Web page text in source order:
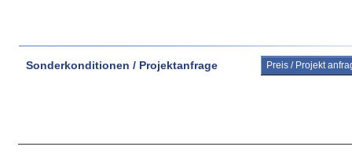
Sonderkonditionen / Projektanfrage Preis / Projekt